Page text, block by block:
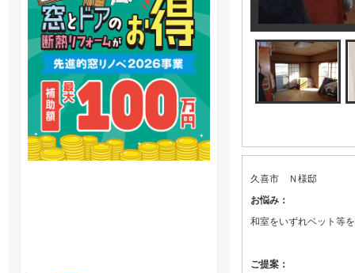
久喜市 Ｎ様邸
お悩み：
和室をいずれベット等
ご提案：